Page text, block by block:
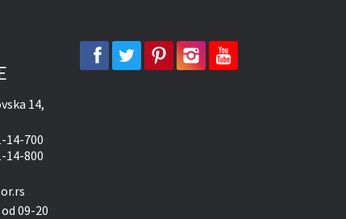
14,
14-700
14-800
09-20
facebooktwitter pinterestinstagramyoutube